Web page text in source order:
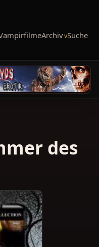
Archiv Suche
des